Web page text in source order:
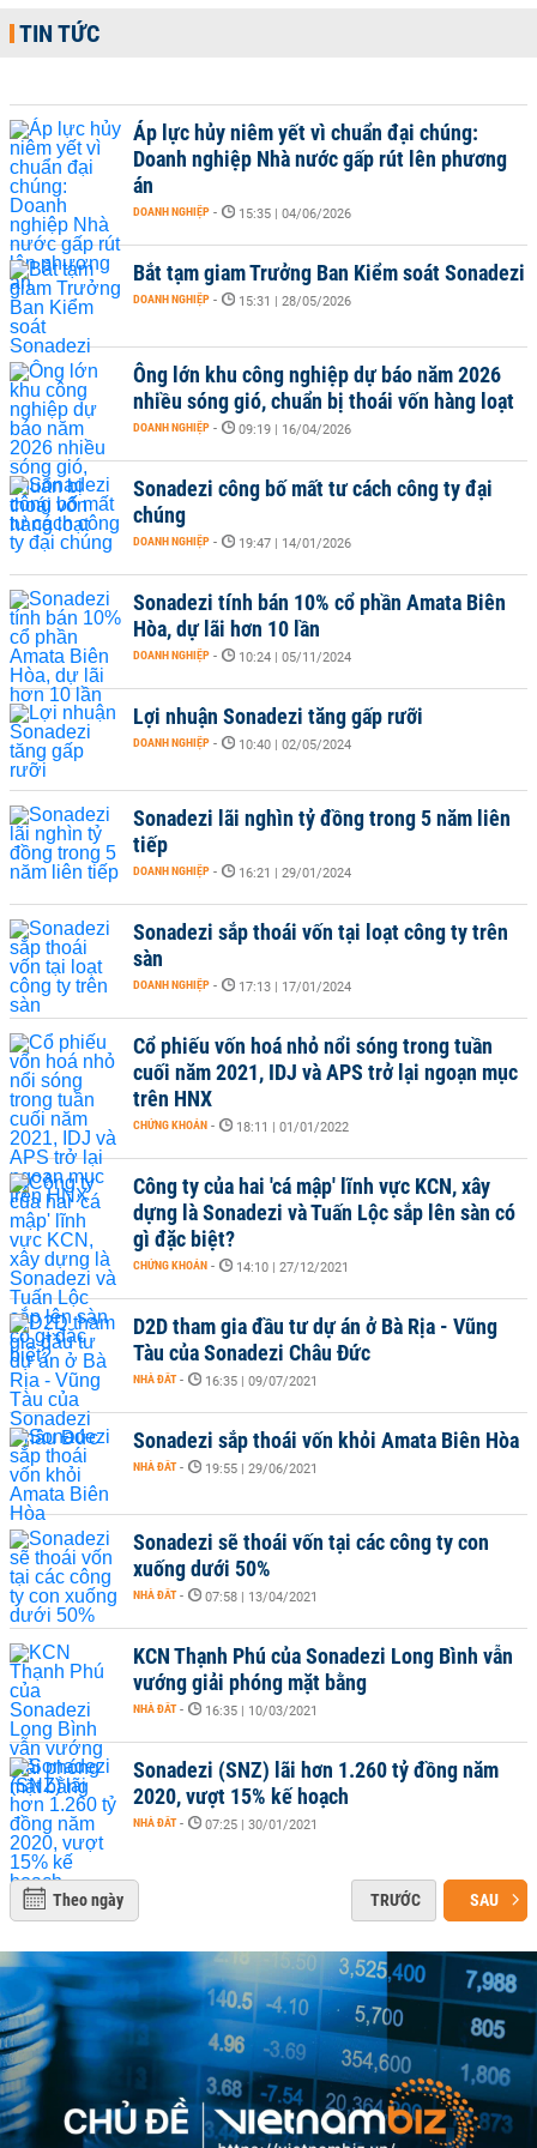
TIN TỨC
Áp lực hủy niêm yết vì chuẩn đại chúng:
Doanh nghiệp Nhà nước gấp rút lên phương
án
DOANH NGHIỆP - 15:35 | 04/06/2026
Bắt tạm giam Trưởng Ban Kiểm soát Sonadezi
DOANH NGHIỆP - 15:31 | 28/05/2026
Ông lớn khu công nghiệp dự báo năm 2026
nhiều sóng gió, chuẩn bị thoái vốn hàng loạt
DOANH NGHIỆP - 09:19 | 16/04/2026
Sonadezi công bố mất tư cách công ty đại
chúng
DOANH NGHIỆP - 19:47 | 14/01/2026
Sonadezi tính bán 10% cổ phần Amata Biên
Hòa, dự lãi hơn 10 lần
DOANH NGHIỆP - 10:24 | 05/11/2024
Lợi nhuận Sonadezi tăng gấp rưỡi
DOANH NGHIỆP - 10:40 | 02/05/2024
Sonadezi lãi nghìn tỷ đồng trong 5 năm liên
tiếp
DOANH NGHIỆP - 16:21 | 29/01/2024
Sonadezi sắp thoái vốn tại loạt công ty trên
sàn
DOANH NGHIỆP - 17:13 | 17/01/2024
Cổ phiếu vốn hoá nhỏ nổi sóng trong tuần
cuối năm 2021, IDJ và APS trở lại ngoạn mục
trên HNX
CHỨNG KHOÁN - 18:11 | 01/01/2022
Công ty của hai 'cá mập' lĩnh vực KCN, xây
dựng là Sonadezi và Tuấn Lộc sắp lên sàn có
gì đặc biệt?
CHỨNG KHOÁN - 14:10 | 27/12/2021
D2D tham gia đầu tư dự án ở Bà Rịa - Vũng
Tàu của Sonadezi Châu Đức
NHÀ ĐẤT - 16:35 | 09/07/2021
Sonadezi sắp thoái vốn khỏi Amata Biên Hòa
NHÀ ĐẤT - 19:55 | 29/06/2021
Sonadezi sẽ thoái vốn tại các công ty con
xuống dưới 50%
NHÀ ĐẤT - 07:58 | 13/04/2021
KCN Thạnh Phú của Sonadezi Long Bình vẫn
vướng giải phóng mặt bằng
NHÀ ĐẤT - 16:35 | 10/03/2021
Sonadezi (SNZ) lãi hơn 1.260 tỷ đồng năm
2020, vượt 15% kế hoạch
NHÀ ĐẤT - 07:25 | 30/01/2021
Theo ngày TRƯỚC SAU